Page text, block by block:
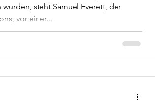
steht Samuel Everett, der
vor einer...